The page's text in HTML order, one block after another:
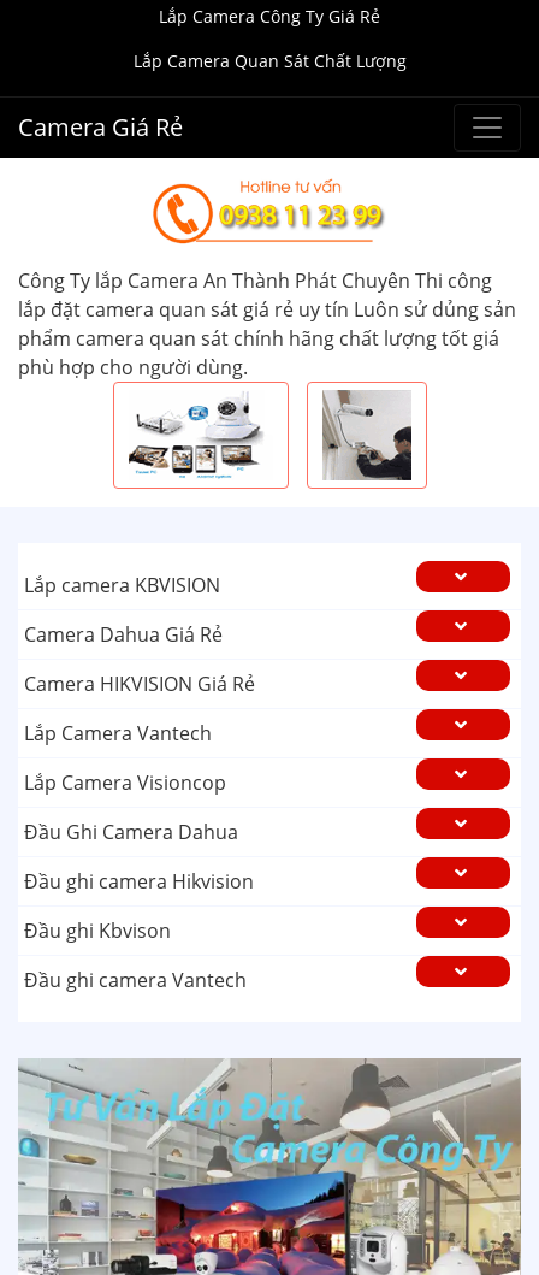
Lắp Camera Công Ty Giá Rẻ
Lắp Camera Quan Sát Chất Lượng
Camera Giá Rẻ
Công Ty lắp Camera An Thành Phát Chuyên Thi công
lắp đặt camera quan sát giá rẻ uy tín Luôn sử dủng sản
phẩm camera quan sát chính hãng chất lượng tốt giá
phù hợp cho người dùng.
Lắp camera KBVISION
Camera Dahua Giá Rẻ
Camera HIKVISION Giá Rẻ
Lắp Camera Vantech
Lắp Camera Visioncop
Đầu Ghi Camera Dahua
Đầu ghi camera Hikvision
Đầu ghi Kbvison
Đầu ghi camera Vantech